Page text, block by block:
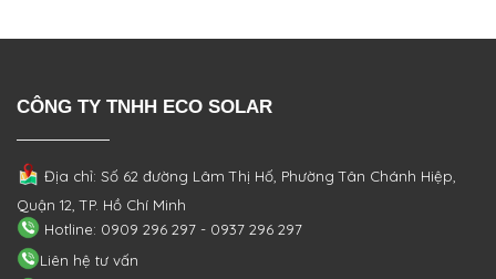
CÔNG TY TNHH ECO SOLAR
Địa chỉ: Số 62 đường Lâm Thị Hố, PhườngTân Chánh Hiệp,
Quận 12, TP. Hồ Chí Minh
Hotline: 0909 296 297 - 0937 296 297
Liên hệ tư vấn